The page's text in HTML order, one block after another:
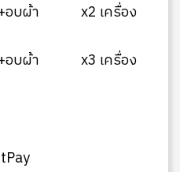
อบผ้า
x2 เครื่อง
อบผ้า
x3 เครื่อง